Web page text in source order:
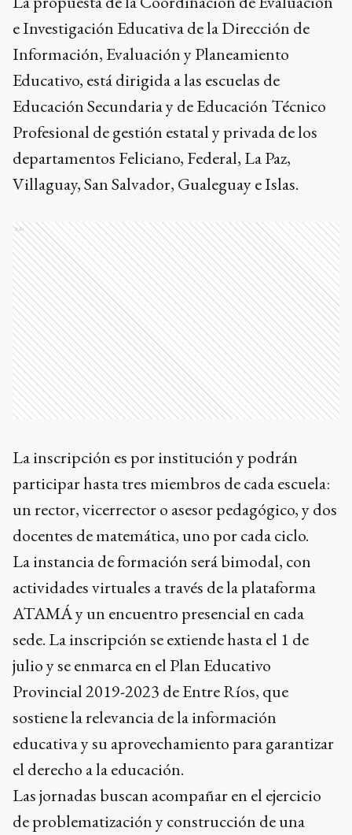
e Investigación Educativa de la Dirección de
Información, Evaluación y Planeamiento
Educativo, está dirigida a las escuelas de
Educación Secundaria y de Educación Técnico
Profesional de gestión estatal y privada de los
departamentos Feliciano, Federal, La Paz,
Villaguay, San Salvador, Gualeguay e Islas.
Ads
La inscripción es por institución y podrán
participar hasta tres miembros de cada escuela:
un rector, vicerrector o asesor pedagógico, y dos
docentes de matemática, uno por cada ciclo.
La instancia de formación será bimodal, con
actividades virtuales a través de la plataforma
ATAMÁ y un encuentro presencial en cada
sede. La inscripción se extiende hasta el 1 de
julio y se enmarca en el Plan Educativo
Provincial 2019-2023 de Entre Ríos, que
sostiene la relevancia de la información
educativa y su aprovechamiento para garantizar
el derecho a la educación.
Las jornadas buscan acompañar en el ejercicio
de problematización y construcción de una